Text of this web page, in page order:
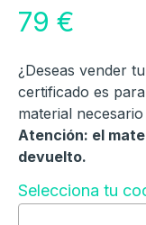
79 €
¿Deseas vender
certificado es
material
Atención: el
devuelto.
Selecciona tu